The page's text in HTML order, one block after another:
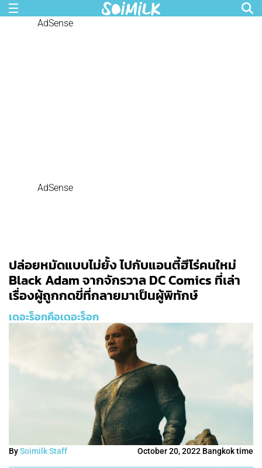
AdSense
AdSense
ปล่อยหมัดแบบไม่ยั้ง ไปกับแอนตี้ฮีโร่คนใหม่
Black Adam จากจักรวาล DC Comics ที่เล่า
เรื่องผู้ถูกกดขี่ที่กลายมาเป็นผู้พิทักษ์
เดอะร็อกคือเดอะร็อก
BySoimilk Staff October 20, 2022 Bangkok time